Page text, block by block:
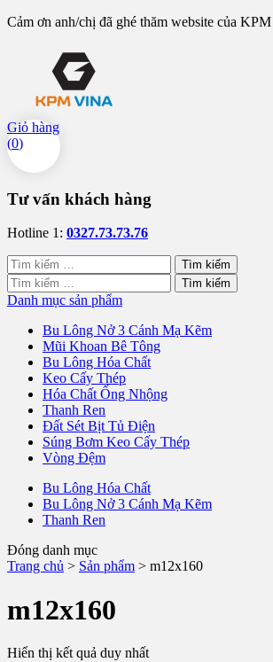
Cảm ơn anh/chị đã ghé thăm website của
Giỏ hàng
(0)
Tư vấn khách hàng
Hotline 1: 0327.73.73.76
Tìm
kiếm
cho:
Tìm
kiếm
Danh mục sản phẩm
Bu Lông Nở 3 Cánh Mạ Kẽm
Mũi Khoan Bê Tông
Bu Lông Hóa Chất
Keo Cấy Thép
Hóa Chất Ống Nhộng
Thanh Ren
Đất Sét Bịt Tủ Điện
Súng Bơm Keo Cấy Thép
Vòng Đệm
Bu Lông Hóa Chất
Bu Lông Nở 3 Cánh Mạ Kẽm
Thanh Ren
Đóng danh mục
Trang chủ > Sản phẩm > m12x160
m12x160
Hiển thị kết quả duy nhất